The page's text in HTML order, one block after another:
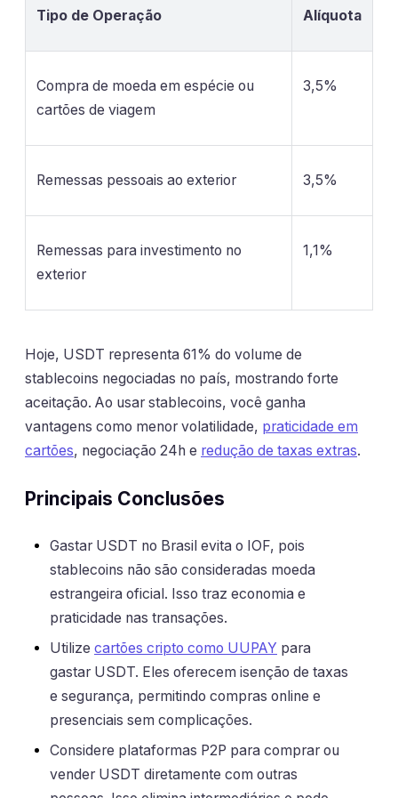
Tipo de Operação Alíquota
Compra de moeda em espécie ou
cartões de viagem
3,5%
Remessas pessoais ao exterior 3,5%
Remessas para investimento no
exterior
1,1%
Hoje, USDT representa 61% do volume de
stablecoins negociadas no país, mostrando forte
aceitação. Ao usar stablecoins, você ganha
vantagens como menor volatilidade, praticidade em
cartões, negociação 24h e redução de taxas extras.
Principais Conclusões
Gastar USDT no Brasil evita o IOF, pois
stablecoins não são consideradas moeda
estrangeira oficial. Isso traz economia e
praticidade nas transações.
Utilize cartões cripto como UUPAY para
gastar USDT. Eles oferecem isenção de taxas
e segurança, permitindo compras online e
presenciais sem complicações.
Considere plataformas P2P para comprar ou
vender USDT diretamente com outras